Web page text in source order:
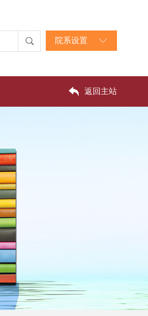
院系设置
返回主站